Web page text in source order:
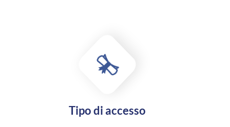
Tipo di accesso